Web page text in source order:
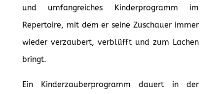
und umfangreiches Kinderprogramm im
Repertoire, mit dem er seine Zuschauer immer
wieder verzaubert, verblüfft und zum Lachen
bringt.
Ein Kinderzauberprogramm dauert in der